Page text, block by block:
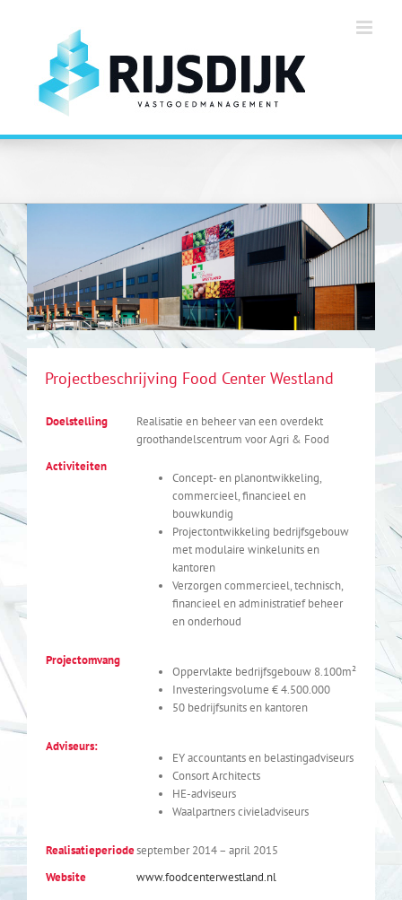
View
Projectbeschrijving Food Center Westland
Doelstelling
Realisatie en beheer van een overdekt
groothandelscentrum voor Agri & Food
Activiteiten
Concept- en planontwikkeling,
commercieel, financieel en
bouwkundig
Projectontwikkeling bedrijfsgebouw
met modulaire winkelunits en
kantoren
Verzorgen commercieel, technisch,
financieel en administratief beheer
en onderhoud
Projectomvang
Oppervlakte bedrijfsgebouw 8.100m²
Investeringsvolume € 4.500.000
50 bedrijfsunits en kantoren
Adviseurs:
EY accountants en belastingadviseurs
Consort Architects
HE-adviseurs
Waalpartners civieladviseurs
Realisatieperiodeseptember 2014 – april 2015
Website
www.foodcenterwestland.nl